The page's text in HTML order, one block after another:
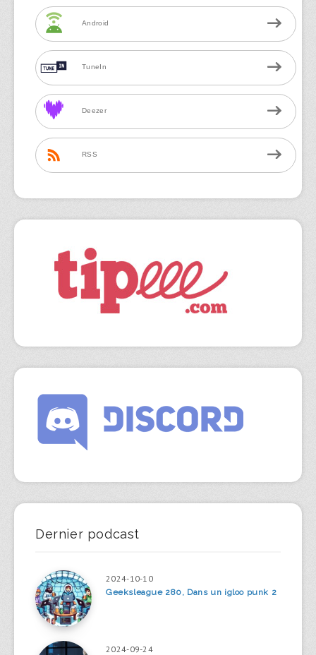
Android
TuneIn
Deezer
RSS
Dernier podcast
2024-10-10
Geeksleague 280, Dans un igloo punk 2
2024-09-24